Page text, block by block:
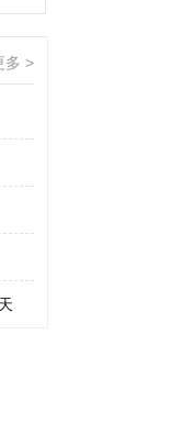
多 >